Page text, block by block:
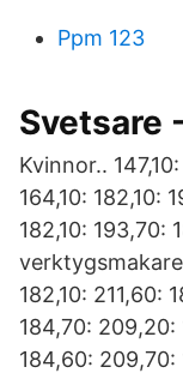
Ppm 123
Svetsare
Kvinnor..
164,10: 182,10:
182,10: 193,70:
182,10: 211,60:
184,70:
184,60: 209,70: